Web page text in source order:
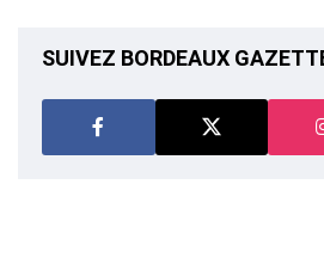
SUIVEZ BORDEAUX